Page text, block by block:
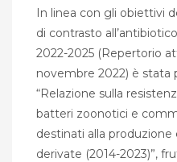
In linea con gli obiettivi
di contrasto
2022-2025 (Repertorio
novembre 2022) è stata
“Relazione sulla
batteri zoonotici e
destinati alla
derivate (2014-2023)”,